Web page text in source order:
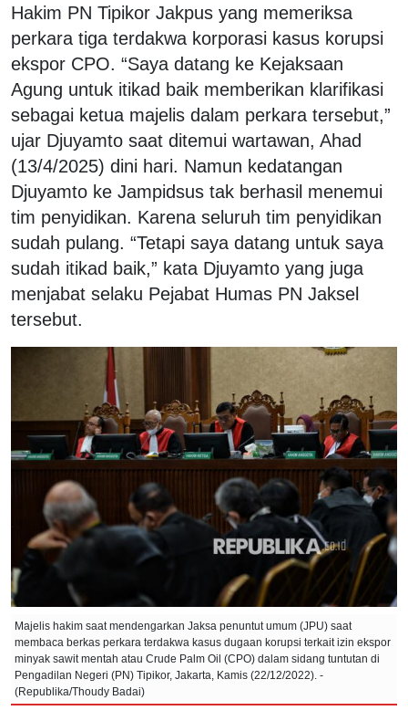
Hakim PN Tipikor Jakpus yang memeriksa
perkara tiga terdakwa korporasi kasus korupsi
ekspor CPO. “Saya datang ke Kejaksaan
Agung untuk itikad baik memberikan klarifikasi
sebagai ketua majelis dalam perkara tersebut,”
ujar Djuyamto saat ditemui wartawan, Ahad
(13/4/2025) dini hari. Namun kedatangan
Djuyamto ke Jampidsus tak berhasil menemui
tim penyidikan. Karena seluruh tim penyidikan
sudah pulang. “Tetapi saya datang untuk saya
sudah itikad baik,” kata Djuyamto yang juga
menjabat selaku Pejabat Humas PN Jaksel
tersebut.
Majelis hakim saat mendengarkan Jaksa penuntut umum (JPU) saat
membaca berkas perkara terdakwa kasus dugaan korupsi terkait izin ekspor
minyak sawit mentah atau Crude Palm Oil (CPO) dalam sidang tuntutan di
Pengadilan Negeri (PN) Tipikor, Jakarta, Kamis (22/12/2022). -
(Republika/Thoudy Badai)